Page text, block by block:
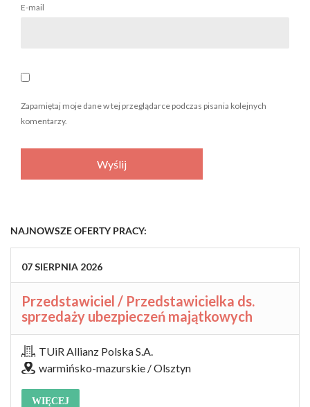
E-mail
Zapamiętaj moje dane w tej przeglądarce podczas pisania kolejnych
komentarzy.
NAJNOWSZE OFERTY PRACY:
07SIERPNIA 2026
Przedstawiciel / Przedstawicielka ds.
sprzedaży ubezpieczeń majątkowych
TUiR Allianz Polska S.A.
warmińsko-mazurskie / Olsztyn
WIĘCEJ